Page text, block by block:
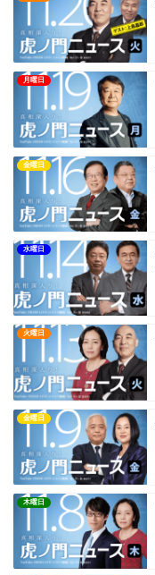
月曜日
金曜日
水曜日
火曜日
金曜日
木曜日